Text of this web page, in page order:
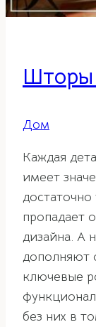
Дом
Каждая
имеет
достаточно
пропадает
дизайна. А
дополняют
ключевые
без них в